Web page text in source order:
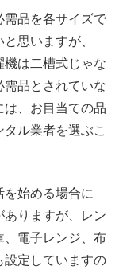
需品を各サイズで
思いますが、
機は二槽式じゃな
品とされていな
は、お目当ての品
ル業者を選ぶこ
始める場合に
ありますが、レン
、電子レンジ、布
設定していますの